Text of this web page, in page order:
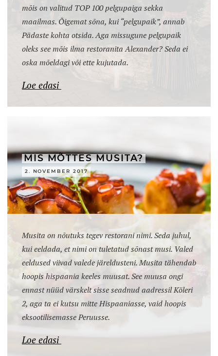
mõis on valitud TOP 100 pelgupaiga sekka
maailmas. Õigemat sõna, kui “pelgupaik”, annab
Pädaste kohta otsida. Aga missugune pelgupaik
oleks see mõis ilma restoranita Alexander? Seda ei
oska mõeldagi või ette kujutada.
Loe edasi
MIS MÕTTES MUSITA?
2. NOVEMBER 2017
Musita on nõutuks tegev restorani nimi. Seda juhul,
kui eeldada, et nimi on tuletatud sõnast musi. Valed
eeldused viivad valede järeldusteni. Musita tähendab
hoopis hispaania keeles muusat. See muusa ongi
ennast nüüd värskelt sisse seadnud aadressil Köleri
2, aga ta ei kutsu mitte Hispaaniasse, vaid hoopis
eksootilisemasse Peruusse.
Loe edasi